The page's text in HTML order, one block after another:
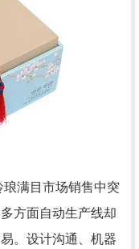
满目市场销售中突
方面自动生产线却
。设计沟通、机器